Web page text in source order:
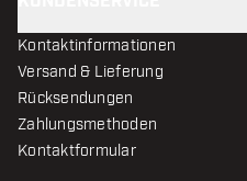
Kontaktinformationen
Versand & Lieferung
Rücksendungen
Zahlungsmethoden
Kontaktformular